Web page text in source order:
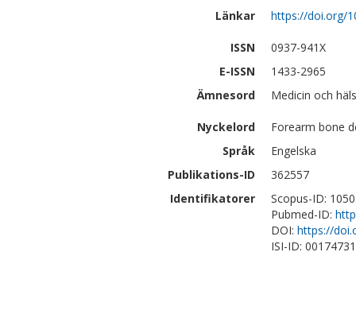
Länkar
https://doi.org/
ISSN
0937-941X
E-ISSN
1433-2965
Ämnesord
Medicin och
Nyckelord
Forearm bone
Språk
Engelska
Publikations-ID
362557
Identifikatorer
Scopus-ID:
Pubmed-ID:
DOI: https://
ISI-ID: